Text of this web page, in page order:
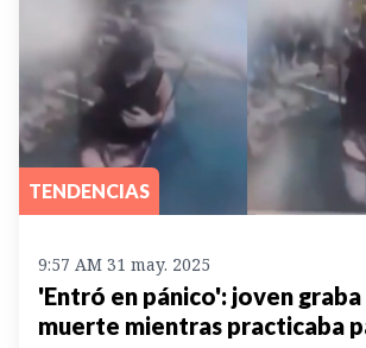
TENDENCIAS
9:57 AM 31 may. 2025
'Entró en pánico': joven
muerte mientras practicaba